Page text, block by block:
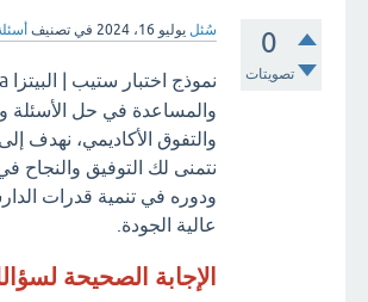
0
تصويتات
سُئل يوليو 16، 2024 في تصنيف
نموذج اختبار ستيب | البيتزا Pizza - مرحباً بك في
والمساعدة في حل الأسئلة
نتمنى لك التوفيق والنجاح
ودوره في تنمية قدرات
عالية الجودة.
الإجابة الصحيحة